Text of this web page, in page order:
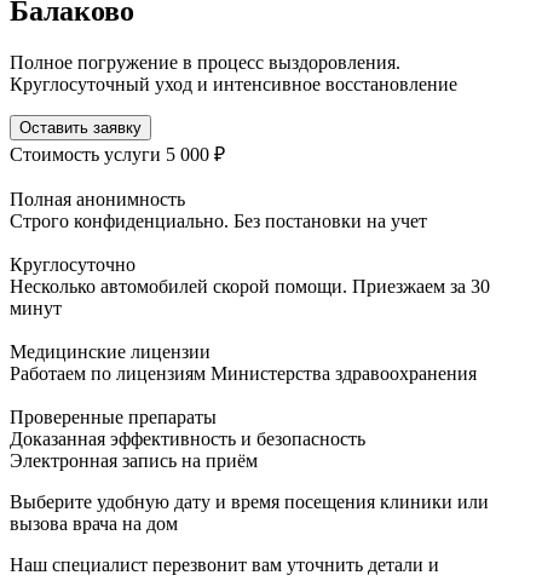
Балаково
Полное погружение в процесс выздоровления.
Круглосуточный уход и интенсивное восстановление
Оставить заявку
Стоимость услуги 5 000 ₽
Полная анонимность
Строго конфиденциально. Без постановки на учет
Круглосуточно
Несколько автомобилей скорой помощи. Приезжаем за 30
минут
Медицинские лицензии
Работаем по лицензиям Министерства здравоохранения
Проверенные препараты
Доказанная эффективность и безопасность
Электронная запись на приём
Выберите удобную дату и время посещения клиники или
вызова врача на дом
Наш специалист перезвонит вам уточнить детали и